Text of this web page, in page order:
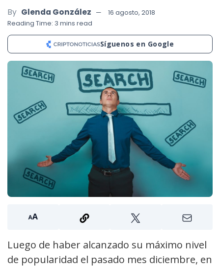
By Glenda González
16 agosto, 2018
Reading Time: 3 mins read
Síguenos en Google
Luego de haber alcanzado su máximo nivel
de popularidad el pasado mes diciembre, en